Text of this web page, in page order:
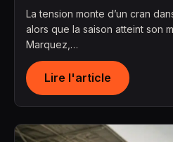
La tension monte d’un cran
alors que la saison atteint son
Marquez,…
Lire l'article